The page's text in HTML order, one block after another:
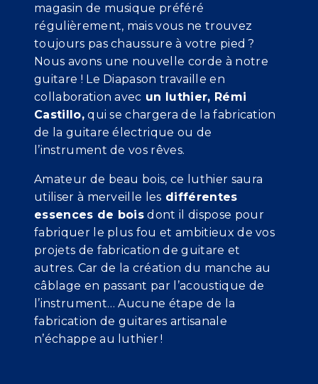
magasin de musique préféré
régulièrement, mais vous ne trouvez
toujours pas chaussure à votre pied ?
Nous avons une nouvelle corde à notre
guitare ! Le Diapason travaille en
collaboration avec un luthier, Rémi
Castillo,qui se chargera de la fabrication
de la guitare électrique ou de
l’instrument de vos rêves.
Amateur de beau bois, ce luthier saura
utiliser à merveille les différentes
essences de bois dont il dispose pour
fabriquer le plus fou et ambitieux de vos
projets de fabrication de guitare et
autres. Car de la création du manche au
câblage en passant par l’acoustique de
l’instrument… Aucune étape de la
fabrication de guitares artisanale
n’échappe au luthier !